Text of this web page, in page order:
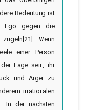
Bedeutung ist
Ego gegen die
Wenn
einer Person
Lage sein, ihr
und Ärger zu
irrationalen
In der nächsten